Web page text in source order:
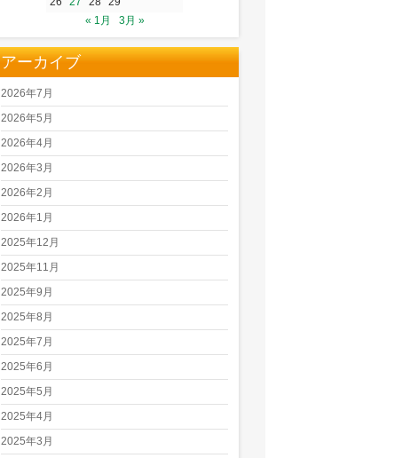
« 1月
3月 »
アーカイブ
2026年7月
2026年5月
2026年4月
2026年3月
2026年2月
2026年1月
2025年12月
2025年11月
2025年9月
2025年8月
2025年7月
2025年6月
2025年5月
2025年4月
2025年3月